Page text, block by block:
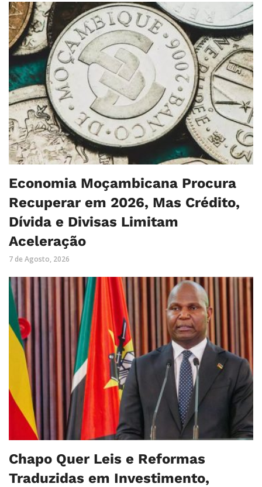
Economia Moçambicana Procura
Recuperar em 2026, Mas Crédito,
Dívida e Divisas Limitam
Aceleração
7 de Agosto, 2026
Chapo Quer Leis e Reformas
Traduzidas em Investimento,